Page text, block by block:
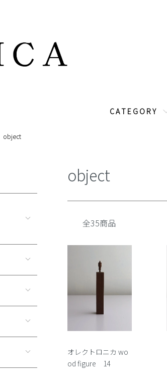
C A T E G O R Y
object
object
全35商品
オレクトロニカ wo
od figure 14